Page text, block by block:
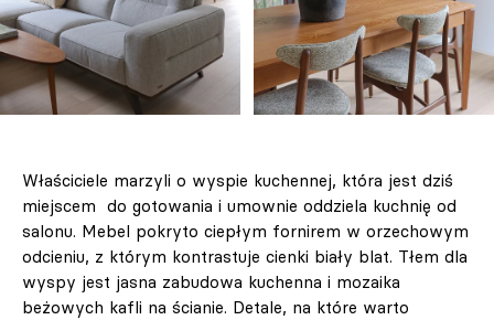
Właściciele marzyli o wyspie kuchennej, która jest dziś
miejscem do gotowania i umownie oddziela kuchnię od
salonu. Mebel pokryto ciepłym fornirem w orzechowym
odcieniu, z którym kontrastuje cienki biały blat. Tłem dla
wyspy jest jasna zabudowa kuchenna i mozaika
beżowych kafli na ścianie. Detale, na które warto